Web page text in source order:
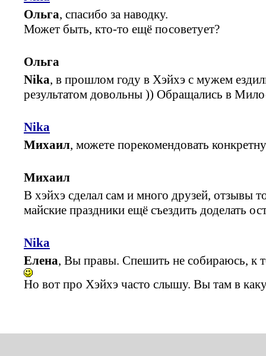
Ольга, спасибо за наводку.
Может быть, кто-то ещё посоветует?
Ольга
Nika, в прошлом году в Хэйхэ с мужем
результатом довольны )) Обращались в
Nika
Михаил, можете порекомендовать
Михаил
В хэйхэ сделал сам и много друзей, отзывы
майские праздники ещё съездить доделать
Nika
Елена, Вы правы. Спешить не собираюсь, к
Но вот про Хэйхэ часто слышу. Вы там в